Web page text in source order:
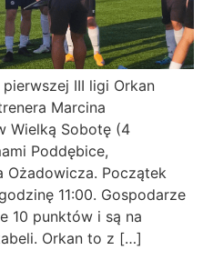
III ligi Orkan
Marcina
Wielką Sobotę (4
Poddębice,
Początek
11:00. Gospodarze
10 punktów i są na
Orkan to z […]